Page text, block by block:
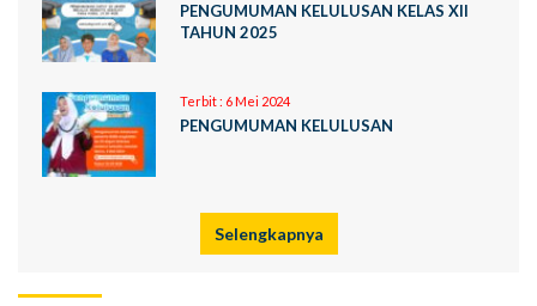
PENGUMUMAN KELULUSAN KELAS XII
TAHUN 2025
Terbit : 6 Mei 2024
PENGUMUMAN KELULUSAN
Selengkapnya